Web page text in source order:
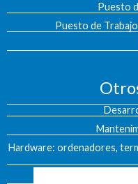
Puesto
Puesto de
Hardware: ordenadores,